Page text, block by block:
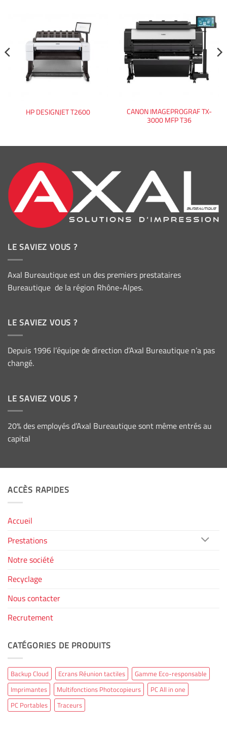
HP DESIGNJET T2600
CANON IMAGEPROGRAF TX-
3000 MFP T36
LE SAVIEZ VOUS ?
Axal Bureautique est un des premiers prestataires
Bureautique de la région Rhône-Alpes.
LE SAVIEZ VOUS ?
Depuis 1996 l’équipe de direction d’Axal Bureautique n’a pas
changé.
LE SAVIEZ VOUS ?
20% des employés d’Axal Bureautique sont même entrés au
capital
ACCÈS RAPIDES
Accueil
Prestations
Notre société
Recyclage
Nous contacter
Recrutement
CATÉGORIES DE PRODUITS
Backup Cloud Ecrans Réunion tactiles
Gamme Eco-responsable
Imprimantes
Multifonctions Photocopieurs
PC All in one
PC Portables
Traceurs